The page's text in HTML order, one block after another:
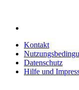
Kontakt
Datenschutz
Hilfe und